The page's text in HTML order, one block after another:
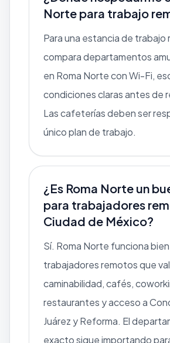
Norte para trabajo
Para una estancia de trabajo
compara departamentos
en Roma Norte con Wi-Fi,
condiciones claras antes de
Las cafeterías deben ser
único plan de trabajo.
¿Es Roma Norte un
para trabajadores
Ciudad de México?
Sí. Roma Norte funciona
trabajadores remotos que
caminabilidad, cafés,
restaurantes y acceso a
Juárez y Reforma. El
exacto sigue importando